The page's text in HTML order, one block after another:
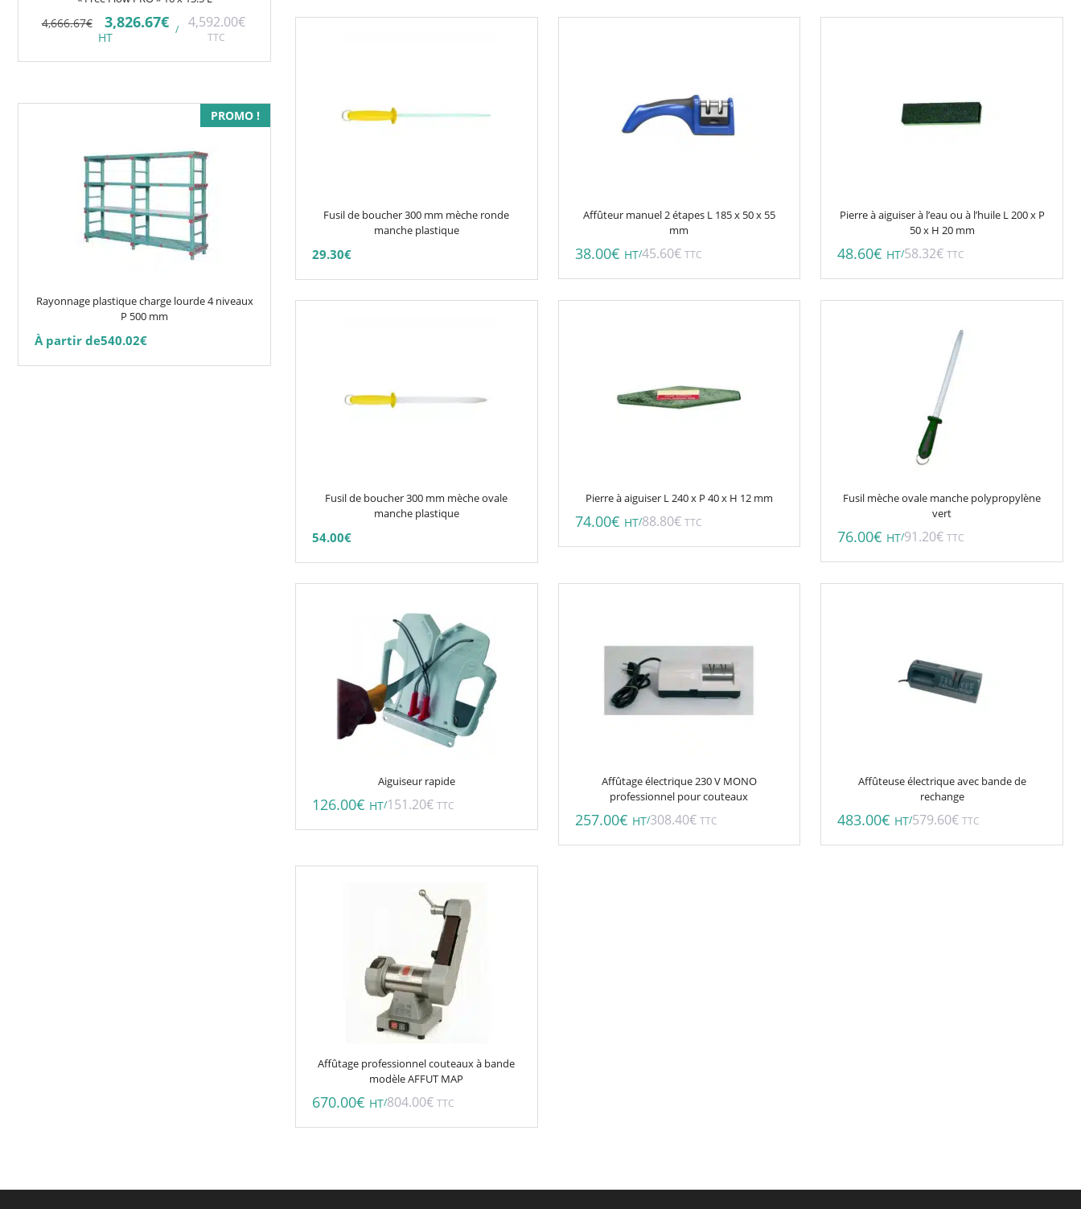
Fusil de boucher 300 mm mèche ronde
manche plastique
29.30€
variations.
choisies
produit
Affûteur manuel 2 étapes L 185 x 50 x 55
mm
38.00€ HT/45.60€ TTC
Pierre à aiguiser à l’eau ou à l’huile L 200 x P
50 x H 20 mm
48.60€ HT/58.32€ TTC
Fusil de boucher 300 mm mèche ovale
manche plastique
54.00€
choisies
produit
Pierre à aiguiser L 240 x P 40 x H 12 mm
74.00€ HT/88.80€ TTC
Fusil mèche ovale manche polypropylène
vert
76.00€ HT/91.20€ TTC
Aiguiseur rapide
126.00€ HT/151.20€ TTC
Affûtage électrique 230 V MONO
professionnel pour couteaux
257.00€ HT/308.40€ TTC
Affûteuse électrique avec bande de
rechange
483.00€ HT/579.60€ TTC
Affûtage professionnel couteaux à bande
modèle AFFUT MAP
670.00€ HT/804.00€ TTC
4,666.67€ Le
prix
initial
était :
3,826.67€Le
prix
est :
HT
/ 4,592.00€
TTC
PROMO !
Rayonnage plastique charge lourde 4 niveaux
P 500 mm
À partir de540.02€
choisies